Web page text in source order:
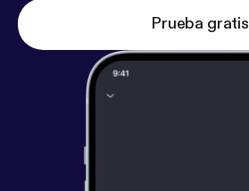
Prueba gratis